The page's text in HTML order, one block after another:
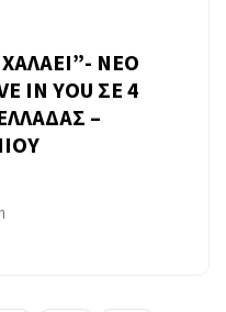
ΝΕΟ
IN YOU ΣΕ 4
–